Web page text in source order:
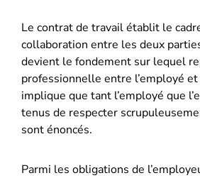
Le contrat de travail établit le
collaboration entre les deux
devient le fondement sur lequel
professionnelle entre l’employé et
implique que tant l’employé que
tenus de respecter
sont énoncés.
Parmi les obligations de